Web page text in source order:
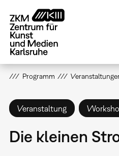
zum
Inhalt
Programm
Veranstaltung
Die kleinen